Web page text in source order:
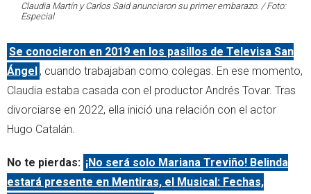
Claudia Martín y Carlos Said anunciaron su primer embarazo. / Foto:
Especial
Se conocieron en 2019 en los pasillos de Televisa San
Ángel , cuando trabajaban como colegas. En ese momento,
Claudia estaba casada con el productor Andrés Tovar. Tras
divorciarse en 2022, ella inició una relación con el actor
Hugo Catalán.
No te pierdas: ¡No será solo Mariana Treviño! Belinda
estará presente en Mentiras, el Musical: Fechas,